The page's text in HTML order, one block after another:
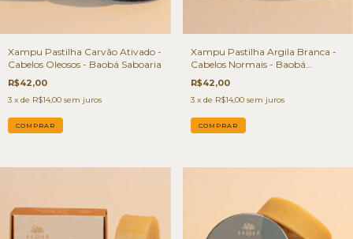
Xampu Pastilha Carvão Ativado -
Cabelos Oleosos - Baobá Saboaria
R$42,00
3 x de R$14,00 sem juros
Xampu Pastilha Argila Branca -
Cabelos Normais - Baobá
Saboaria
R$42,00
3 x de R$14,00 sem juros